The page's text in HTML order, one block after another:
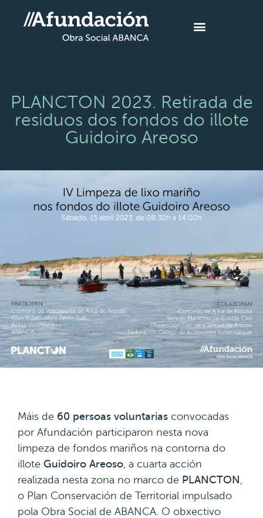
PLANCTON 2023. Retirada de
residuos dos fondos do illote
Guidoiro Areoso
Máis de 60 persoas voluntarias convocadas
por Afundación participaron nesta nova
limpeza de fondos mariños na contorna do
illote Guidoiro Areoso, a cuarta acción
realizada nesta zona no marco de PLANCTON ,
o Plan Conservación de Territorial impulsado
pola Obra Social de ABANCA. O obxectivo